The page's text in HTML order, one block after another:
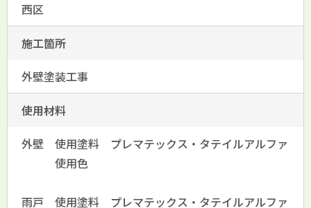
西区
施工箇所
外壁塗装工事
使用材料
外壁 使用塗料 プレマテックス・タテイルアルファ
使用色
雨戸 使用塗料 プレマテックス・タテイルアルファ